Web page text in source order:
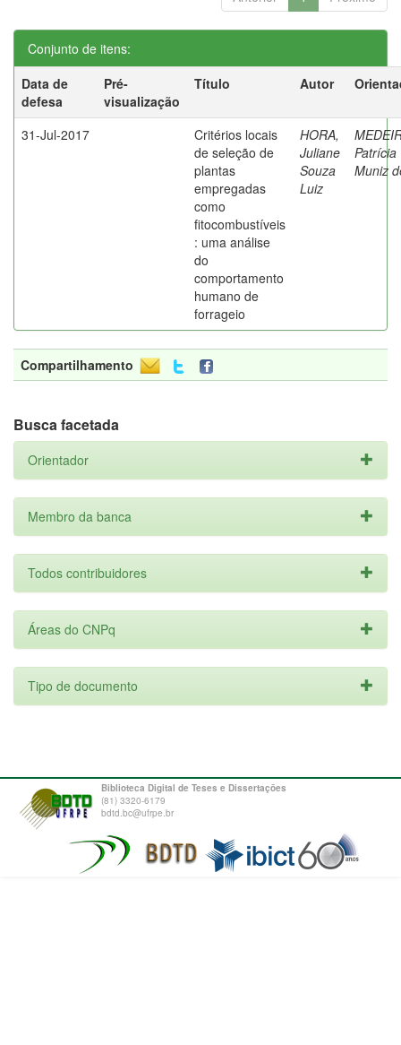
Conjunto de itens:
Data de
defesa
Pré-
visualização
Título Autor
31-Jul-2017
Critérios locais
de seleção de
plantas
empregadas
como
fitocombustíveis
: uma análise
do
comportamento
humano de
forrageio
HORA,
Juliane
Souza
Luiz
Patrícia
Muniz
Compartilhamento
Busca facetada
Orientador
Membro da banca
Todos contribuidores
Áreas do CNPq
Tipo de documento
Biblioteca Digital de Teses e Dissertações
(81) 3320-6179
bdtd.bc@ufrpe.br